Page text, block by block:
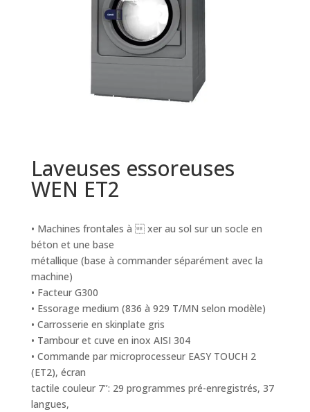
Laveuses essoreuses
WEN ET2
• Machines frontales à  xer au sol sur un socle en
béton et une base
métallique (base à commander séparément avec la
machine)
• Facteur G300
• Essorage medium (836 à 929 T/MN selon modèle)
• Carrosserie en skinplate gris
• Tambour et cuve en inox AISI 304
• Commande par microprocesseur EASY TOUCH 2
(ET2), écran
tactile couleur 7’’: 29 programmes pré-enregistrés, 37
langues,